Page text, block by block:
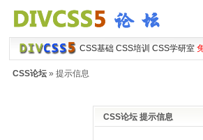
CSS基础 CSS培训 CSS学研室
CSS论坛 » 提示信息
CSS论坛 提示信息